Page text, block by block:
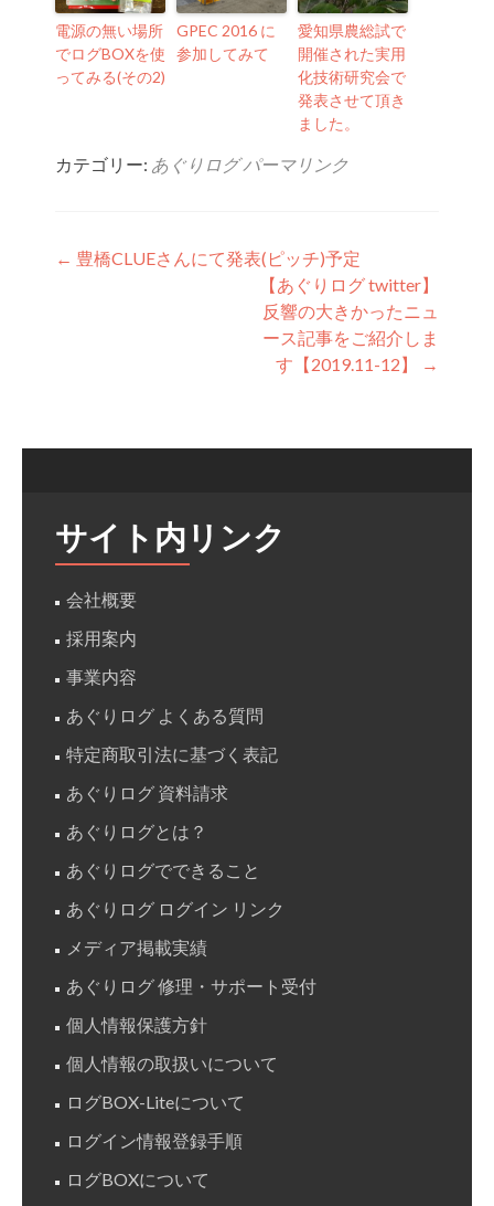
電源の無い場所
でログBOXを使
ってみる(その2)
GPEC 2016 に
参加してみて
愛知県農総試で
開催された実用
化技術研究会で
発表させて頂き
ました。
カテゴリー: あぐりログ パーマリンク
投稿ナビゲーション
← 豊橋CLUEさんにて発表(ピッチ)予定
【あぐりログ twitter】
反響の大きかったニュ
ース記事をご紹介しま
す【2019.11-12】
→
サイト内リンク
会社概要
採用案内
事業内容
あぐりログ よくある質問
特定商取引法に基づく表記
あぐりログ 資料請求
あぐりログとは？
あぐりログでできること
あぐりログ ログイン リンク
メディア掲載実績
あぐりログ 修理・サポート受付
個人情報保護方針
個人情報の取扱いについて
ログBOX-Liteについて
ログイン情報登録手順
ログBOXについて